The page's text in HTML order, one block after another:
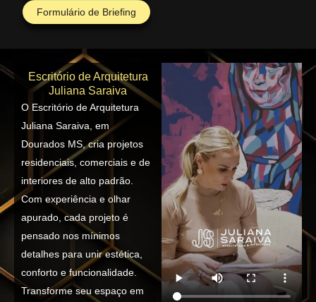
Formulário de Briefing
Escritório de Arquitetura
Juliana Saraiva
O Escritório de Arquitetura
Juliana Saraiva, em
Dourados MS, cria projetos
residenciais, comerciais e de
interiores de alto padrão.
Com experiência e olhar
apurado, cada projeto é
pensado nos mínimos
detalhes para unir estética,
conforto e funcionalidade.
Transforme seu espaço em